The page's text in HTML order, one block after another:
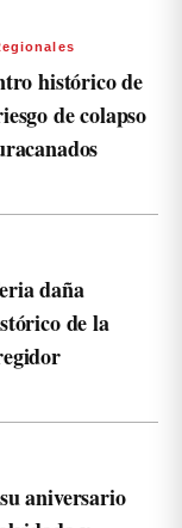
histórico de
de colapso
daña
de la
aniversario